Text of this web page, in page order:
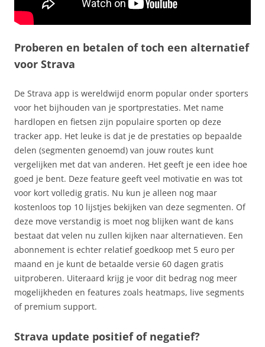
Proberen en betalen of toch een alternatief
voor Strava
De Strava app is wereldwijd enorm popular onder sporters
voor het bijhouden van je sportprestaties. Met name
hardlopen en fietsen zijn populaire sporten op deze
tracker app. Het leuke is dat je de prestaties op bepaalde
delen (segmenten genoemd) van jouw routes kunt
vergelijken met dat van anderen. Het geeft je een idee hoe
goed je bent. Deze feature geeft veel motivatie en was tot
voor kort volledig gratis. Nu kun je alleen nog maar
kostenloos top 10 lijstjes bekijken van deze segmenten. Of
deze move verstandig is moet nog blijken want de kans
bestaat dat velen nu zullen kijken naar alternatieven. Een
abonnement is echter relatief goedkoop met 5 euro per
maand en je kunt de betaalde versie 60 dagen gratis
uitproberen. Uiteraard krijg je voor dit bedrag nog meer
mogelijkheden en features zoals heatmaps, live segments
of premium support.
Strava update positief of negatief?